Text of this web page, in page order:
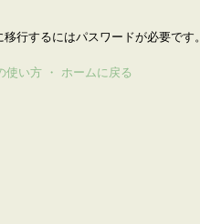
行するにはパスワードが必要です。
使い方 ・ ホームに戻る